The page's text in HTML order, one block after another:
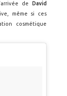
de David
même si ces
cosmétique